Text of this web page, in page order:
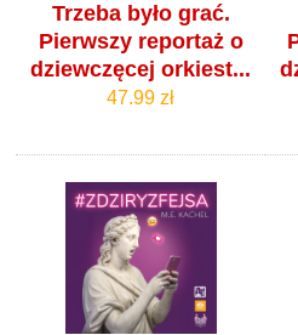
Trzeba było grać.
Pierwszy reportaż o
dziewczęcej orkiest...
47.99 zł